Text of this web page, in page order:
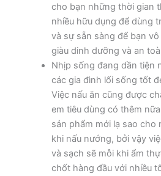
cho bạn những thời gian
nhiều hữu dụng để dùng
và sự sẵn sàng để bạn
giàu dinh dưỡng và an
Nhịp sống đang dần tiện
các gia đình lối sống tốt
Việc nấu ăn cũng được
em tiêu dùng có thêm
sản phẩm mới lạ sao cho
khi nấu nướng, bởi vậy
và sạch sẽ mỗi khi ẩm
chốt hàng đầu với nhiều